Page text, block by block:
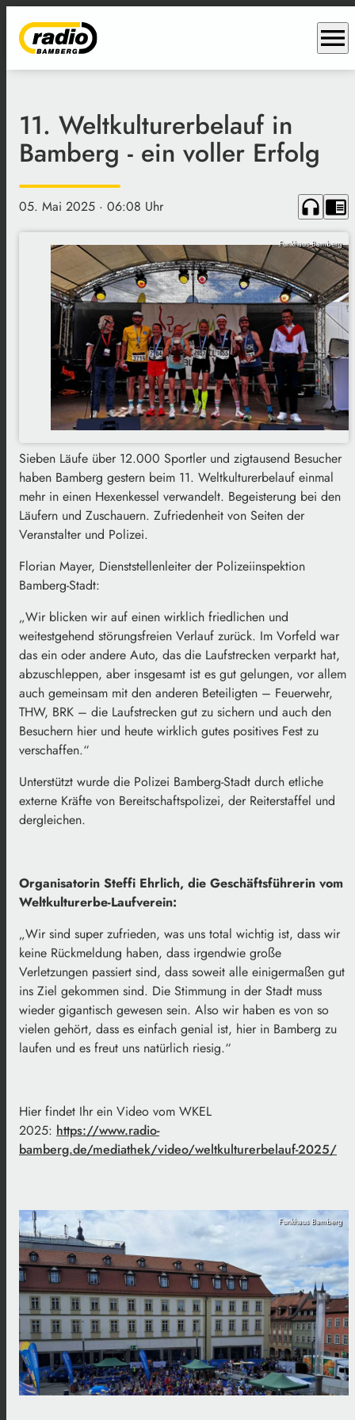
menu
11. Weltkulturerbelauf in
Bamberg - ein voller Erfolg
05. Mai 2025 · 06:08 Uhr headphones chrome_reader_mode
Funkhaus Bamberg
Sieben Läufe über 12.000 Sportler und zigtausend Besucher
haben Bamberg gestern beim 11. Weltkulturerbelauf einmal
mehr in einen Hexenkessel verwandelt. Begeisterung bei den
Läufern und Zuschauern. Zufriedenheit von Seiten der
Veranstalter und Polizei.
Florian Mayer, Dienststellenleiter der Polizeiinspektion
Bamberg-Stadt:
„Wir blicken wir auf einen wirklich friedlichen und
weitestgehend störungsfreien Verlauf zurück. Im Vorfeld war
das ein oder andere Auto, das die Laufstrecken verparkt hat,
abzuschleppen, aber insgesamt ist es gut gelungen, vor allem
auch gemeinsam mit den anderen Beteiligten – Feuerwehr,
THW, BRK – die Laufstrecken gut zu sichern und auch den
Besuchern hier und heute wirklich gutes positives Fest zu
verschaffen.“
Unterstützt wurde die Polizei Bamberg-Stadt durch etliche
externe Kräfte von Bereitschaftspolizei, der Reiterstaffel und
dergleichen.
Organisatorin Steffi Ehrlich, die Geschäftsführerin vom
Weltkulturerbe-Laufverein:
„Wir sind super zufrieden, was uns total wichtig ist, dass wir
keine Rückmeldung haben, dass irgendwie große
Verletzungen passiert sind, dass soweit alle einigermaßen gut
ins Ziel gekommen sind. Die Stimmung in der Stadt muss
wieder gigantisch gewesen sein. Also wir haben es von so
vielen gehört, dass es einfach genial ist, hier in Bamberg zu
laufen und es freut uns natürlich riesig.“
Hier findet Ihr ein Video vom WKEL
2025: https://www.radio-
bamberg.de/mediathek/video/weltkulturerbelauf-2025/
Funkhaus Bamberg